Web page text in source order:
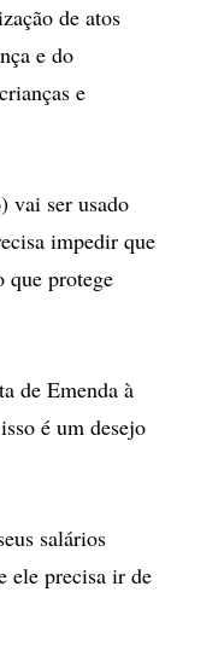
de atos
e do
e
vai ser usado
impedir que
que protege
de Emenda à
é um desejo
salários
ele precisa ir de